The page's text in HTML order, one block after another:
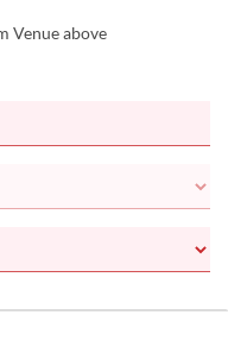
Venue above